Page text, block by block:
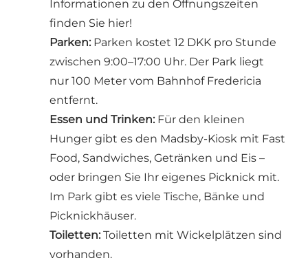
Informationen zu den Öffnungszeiten
finden Sie hier!
Parken: Parken kostet 12 DKK pro Stunde
zwischen 9:00–17:00 Uhr. Der Park liegt
nur 100 Meter vom Bahnhof Fredericia
entfernt.
Essen und Trinken: Für den kleinen
Hunger gibt es den Madsby-Kiosk mit Fast
Food, Sandwiches, Getränken und Eis –
oder bringen Sie Ihr eigenes Picknick mit.
Im Park gibt es viele Tische, Bänke und
Picknickhäuser.
Toiletten: Toiletten mit Wickelplätzen sind
vorhanden.